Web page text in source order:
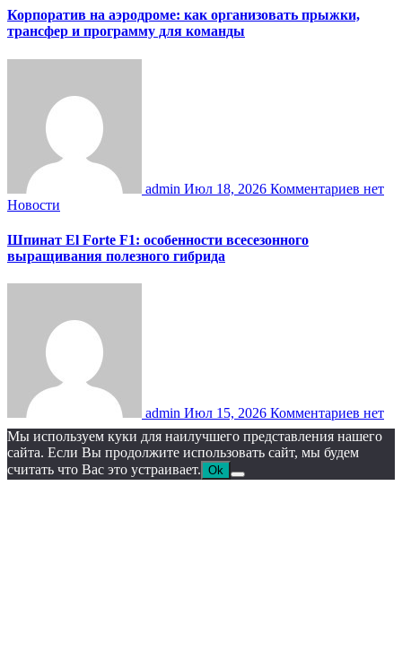
Корпоратив на аэродроме: как организовать прыжки,
трансфер и программу для команды
admin Июл 18, 2026 Комментариев нет
Новости
Шпинат El Forte F1: особенности всесезонного
выращивания полезного гибрида
admin Июл 15, 2026 Комментариев нет
Мы используем куки для наилучшего представления нашего
сайта. Если Вы продолжите использовать сайт, мы будем
считать что Вас это устраивает. Ok